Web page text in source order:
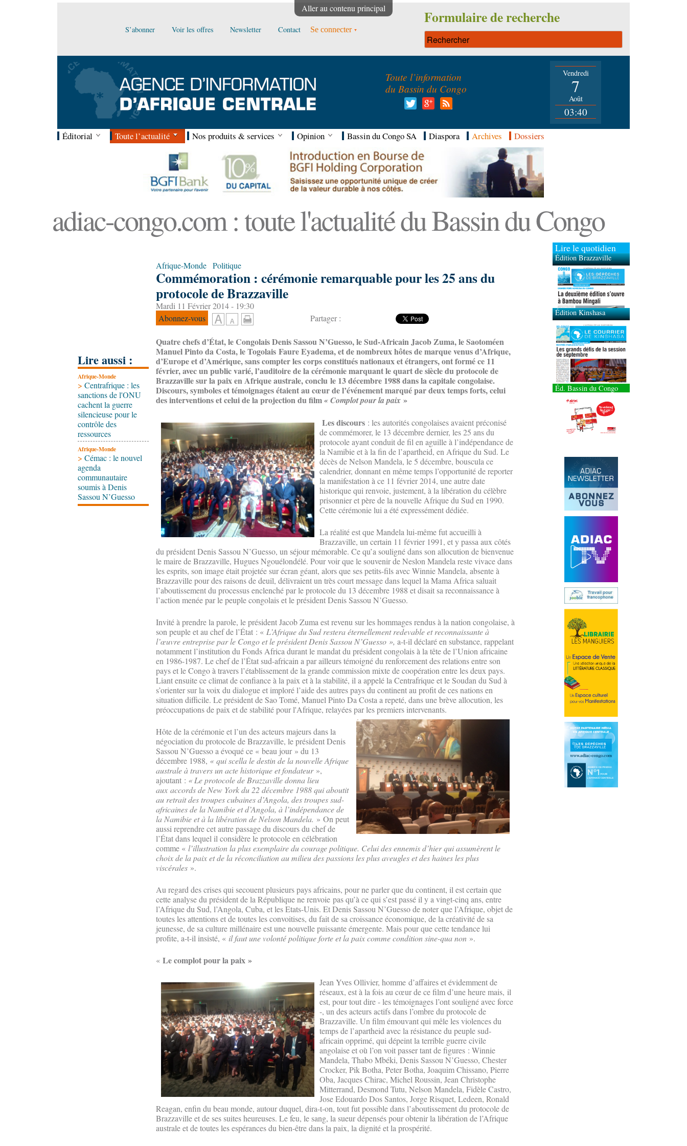
Aller au contenu principal
S’abonner Voir les offres Newsletter Contact Se connecter
Formulaire de recherche
Toute l’information
du Bassin du Congo
Vendredi
7
Août
03:40
Éditorial Toute l’actualité Nos produits & services Opinion Bassin du Congo SA Diaspora Archives Dossiers
adiac-congo.com : toute l'actualité du Bassin du Congo
Lire aussi :
Afrique-Monde
> Centrafrique : les
sanctions de l'ONU
cachent la guerre
silencieuse pour le
contrôle des
ressources
Afrique-Monde
> Cémac : le nouvel
agenda
communautaire
soumis à Denis
Sassou N’Guesso
Afrique-Monde Politique
Commémoration : cérémonie remarquable pour les 25 ans du
protocole de Brazzaville
Mardi 11 Février 2014 - 19:30
Abonnez-vous
Partager :
Quatre chefs d’État, le Congolais Denis Sassou N’Guesso, le Sud-Africain Jacob Zuma, le Saotoméen
Manuel Pinto da Costa, le Togolais Faure Eyadema, et de nombreux hôtes de marque venus d’Afrique,
d’Europe et d’Amérique, sans compter les corps constitués nationaux et étrangers, ont formé ce 11
février, avec un public varié, l’auditoire de la cérémonie marquant le quart de siècle du protocole de
Brazzaville sur la paix en Afrique australe, conclu le 13 décembre 1988 dans la capitale congolaise.
Discours, symboles et témoignages étaient au cœur de l’événement marqué par deux temps forts, celui
des interventions et celui de la projection du film« Complot pour la paix »
Les discours : les autorités congolaises avaient préconisé
de commémorer, le 13 décembre dernier, les 25 ans du
protocole ayant conduit de fil en aguille à l’indépendance de
la Namibie et à la fin de l’apartheid, en Afrique du Sud. Le
décès de Nelson Mandela, le 5 décembre, bouscula ce
calendrier, donnant en même temps l’opportunité de reporter
la manifestation à ce 11 février 2014, une autre date
historique qui renvoie, justement, à la libération du célèbre
prisonnier et père de la nouvelle Afrique du Sud en 1990.
Cette cérémonie lui a été expressément dédiée.
La réalité est que Mandela lui-même fut accueilli à
Brazzaville, un certain 11 février 1991, et y passa aux côtés
du président Denis Sassou N’Guesso, un séjour mémorable. Ce qu’a souligné dans son allocution de bienvenue
le maire de Brazzaville, Hugues Ngouélondélé. Pour voir que le souvenir de Neslon Mandela reste vivace dans
les esprits, son image était projetée sur écran géant, alors que ses petits-fils avec Winnie Mandela, absente à
Brazzaville pour des raisons de deuil, délivraient un très court message dans lequel la Mama Africa saluait
l’aboutissement du processus enclenché par le protocole du 13 décembre 1988 et disait sa reconnaissance à
l’action menée par le peuple congolais et le président Denis Sassou N’Guesso.
Invité à prendre la parole, le président Jacob Zuma est revenu sur les hommages rendus à la nation congolaise, à
son peuple et au chef de l’État : « L’Afrique du Sud restera éternellement redevable et reconnaissante à
l’œuvre entreprise par le Congo et le président Denis Sassou N’Guesso », a-t-il déclaré en substance, rappelant
notamment l’institution du Fonds Africa durant le mandat du président congolais à la tête de l’Union africaine
en 1986-1987. Le chef de l’État sud-africain a par ailleurs témoigné du renforcement des relations entre son
pays et le Congo à travers l’établissement de la grande commission mixte de coopération entre les deux pays.
Liant ensuite ce climat de confiance à la paix et à la stabilité, il a appelé la Centrafrique et le Soudan du Sud à
s’orienter sur la voix du dialogue et imploré l’aide des autres pays du continent au profit de ces nations en
situation difficile. Le président de Sao Tomé, Manuel Pinto Da Costa a repeté, dans une brève allocution, les
préoccupations de paix et de stabilité pour l'Afrique, relayées par les premiers intervenants.
Hôte de la cérémonie et l’un des acteurs majeurs dans la
négociation du protocole de Brazzaville, le président Denis
Sassou N’Guesso a évoqué ce « beau jour » du 13
décembre 1988, « qui scella le destin de la nouvelle Afrique
australe à travers un acte historique et fondateur»,
ajoutant : « Le protocole de Brazzaville donna lieu
aux accords de New York du 22 décembre 1988 qui aboutit
au retrait des troupes cubaines d’Angola, des troupes sud-
africaines de la Namibie et d’Angola, à l’indépendance de
la Namibie et à la libération de Nelson Mandela. » On peut
aussi reprendre cet autre passage du discours du chef de
l’État dans lequel il considère le protocole en célébration
comme « l’illustration la plus exemplaire du courage politique. Celui des ennemis d’hier qui assumèrent le
choix de la paix et de la réconciliation au milieu des passions les plus aveugles et des haines les plus
viscérales ».
Au regard des crises qui secouent plusieurs pays africains, pour ne parler que du continent, il est certain que
cette analyse du président de la République ne renvoie pas qu’à ce qui s’est passé il y a vingt-cinq ans, entre
l’Afrique du Sud, l’Angola, Cuba, et les Etats-Unis. Et Denis Sassou N’Guesso de noter que l’Afrique, objet de
toutes les attentions et de toutes les convoitises, du fait de sa croissance économique, de la créativité de sa
jeunesse, de sa culture millénaire est une nouvelle puissante émergente. Mais pour que cette tendance lui
profite, a-t-il insisté, « il faut une volonté politique forte et la paix comme condition sine-qua non ».
« Le complot pour la paix »
Jean Yves Ollivier, homme d’affaires et évidemment de
réseaux, est à la fois au cœur de ce film d’une heure mais, il
est, pour tout dire - les témoignages l’ont souligné avec force
-, un des acteurs actifs dans l’ombre du protocole de
Brazzaville. Un film émouvant qui mêle les violences du
temps de l’apartheid avec la résistance du peuple sud-
africain opprimé, qui dépeint la terrible guerre civile
angolaise et où l’on voit passer tant de figures : Winnie
Mandela, Thabo Mbéki, Denis Sassou N’Guesso, Chester
Crocker, Pik Botha, Peter Botha, Joaquim Chissano, Pierre
Oba, Jacques Chirac, Michel Roussin, Jean Christophe
Mitterrand, Desmond Tutu, Nelson Mandela, Fidèle Castro,
Jose Edouardo Dos Santos, Jorge Risquet, Ledeen, Ronald
Reagan, enfin du beau monde, autour duquel, dira-t-on, tout fut possible dans l’aboutissement du protocole de
Brazzaville et de ses suites heureuses. Le feu, le sang, la sueur dépensés pour obtenir la libération de l’Afrique
australe et de toutes les espérances du bien-être dans la paix, la dignité et la prospérité.
Lire le quotidien
Édition Brazzaville
Édition Kinshasa
Éd. Bassin du Congo